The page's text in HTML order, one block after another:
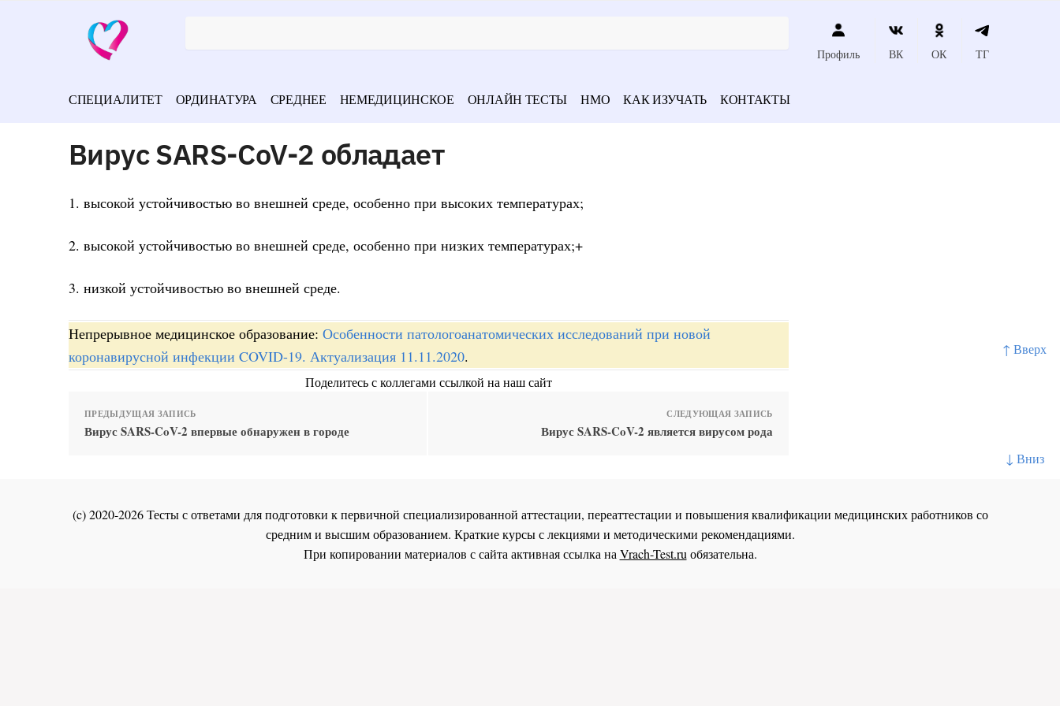
↑ Вверх
↓ Вниз
Профиль ВК ОК ТГ
СПЕЦИАЛИТЕТ ОРДИНАТУРА СРЕДНЕЕ НЕМЕДИЦИНСКОЕ ОНЛАЙН ТЕСТЫ НМО КАК ИЗУЧАТЬ КОНТАКТЫ
Вирус SARS-CoV-2 обладает
1. высокой устойчивостью во внешней среде, особенно при высоких температурах;
2. высокой устойчивостью во внешней среде, особенно при низких температурах;+
3. низкой устойчивостью во внешней среде.
Непрерывное медицинское образование: Особенности патологоанатомических исследований при новой
коронавирусной инфекции COVID-19. Актуализация 11.11.2020.
Поделитесь с коллегами ссылкой на наш сайт
ПРЕДЫДУЩАЯ ЗАПИСЬ
Вирус SARS-CoV-2 впервые обнаружен в городе
СЛЕДУЮЩАЯ ЗАПИСЬ
Вирус SARS-CoV-2 является вирусом рода
(c) 2020-2026 Тесты с ответами для подготовки к первичной специализированной аттестации, переаттестации и повышения квалификации медицинских работников со
средним и высшим образованием. Краткие курсы с лекциями и методическими рекомендациями.
При копировании материалов с сайта активная ссылка на Vrach-Test.ru обязательна.